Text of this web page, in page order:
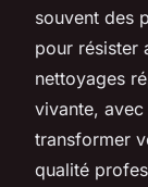
souvent des
pour résister
nettoyages
vivante,
transformer
qualité